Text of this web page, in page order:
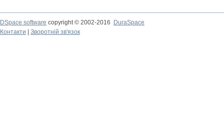
DSpace software copyright © 2002-2016
DuraSpace
Контакти
Зворотній зв'язок